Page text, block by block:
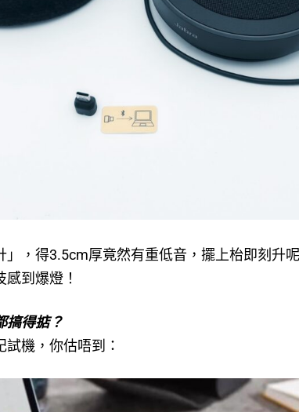
」，得3.5cm厚竟然有重低音，擺上枱即刻升
到爆燈！
搞得掂？
機，你估唔到：